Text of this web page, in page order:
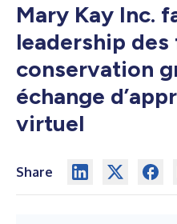
Mary Kay Inc.
leadership des
conservation
échange
virtuel
Share